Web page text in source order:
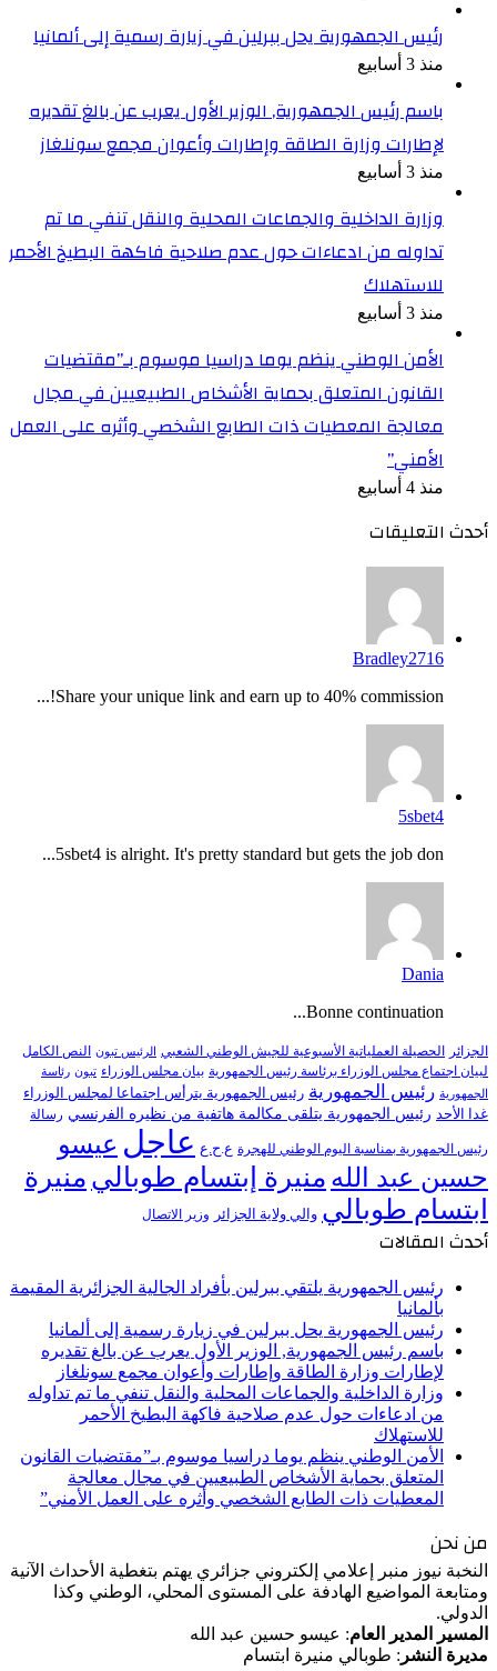
رئيس الجمهورية يحل ببرلين في زيارة رسمية إلى ألمانيا
منذ 3 أسابيع
باسم رئيس الجمهورية, الوزير الأول يعرب عن بالغ تقديره
لإطارات وزارة الطاقة وإطارات وأعوان مجمع سونلغاز
منذ 3 أسابيع
وزارة الداخلية والجماعات المحلية والنقل تنفي ما تم
تداوله من ادعاءات حول عدم صلاحية فاكهة البطيخ الأحمر
للاستهلاك
منذ 3 أسابيع
الأمن الوطني ينظم يوما دراسيا موسوم بـ”مقتضيات
القانون المتعلق بحماية الأشخاص الطبيعيين في مجال
معالجة المعطيات ذات الطابع الشخصي وأثره على العمل
الأمني”
منذ 4 أسابيع
أحدث التعليقات
Bradley2716
Share your unique link and earn up to 40% commission!...
5sbet4
5sbet4 is alright. It's pretty standard but gets the job don...
Dania
Bonne continuation...
الجزائر الحصيلة العملياتية الأسبوعية للجيش الوطني الشعبي الرئيس تبون النص الكامل
لبيان اجتماع مجلس الوزراء برئاسة رئيس الجمهورية بيان مجلس الوزراء تبون رئاسة
الجمهورية رئيس الجمهورية رئيس الجمهورية يترأس اجتماعا لمجلس الوزراء
غدا الأحد رئيس الجمهورية يتلقى مكالمة هاتفية من نظيره الفرنسي رسالة
رئيس الجمهورية بمناسبة اليوم الوطني للهجرة ع.ح.ع عاجل عيسو
حسين عبد الله منيرة إبتسام طوبالي منيرة
ابتسام طوبالي والي ولاية الجزائر وزير الاتصال
أحدث المقالات
رئيس الجمهورية يلتقي ببرلين بأفراد الجالية الجزائرية المقيمة
بألمانيا
رئيس الجمهورية يحل ببرلين في زيارة رسمية إلى ألمانيا
باسم رئيس الجمهورية, الوزير الأول يعرب عن بالغ تقديره
لإطارات وزارة الطاقة وإطارات وأعوان مجمع سونلغاز
وزارة الداخلية والجماعات المحلية والنقل تنفي ما تم تداوله
من ادعاءات حول عدم صلاحية فاكهة البطيخ الأحمر
للاستهلاك
الأمن الوطني ينظم يوما دراسيا موسوم بـ”مقتضيات القانون
المتعلق بحماية الأشخاص الطبيعيين في مجال معالجة
المعطيات ذات الطابع الشخصي وأثره على العمل الأمني”
من نحن
النخبة نيوز منبر إعلامي إلكتروني جزائري يهتم بتغطية الأحداث الآنية
ومتابعة المواضيع الهادفة على المستوى المحلي، الوطني وكذا
الدولي.
المسير المدير العام: عيسو حسين عبد الله
مديرة النشر : طوبالي منيرة ابتسام